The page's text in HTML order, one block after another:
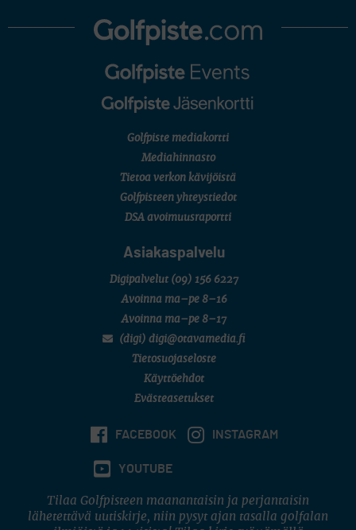
U.S. Women's Amateur Championship
Eeli Krankka, Lionel Mutikainen
Kivitippu Classic Invitational 2026
SM-reikäpeli (M50/Kymen Golf)
7 (U18 ja U21/pojat/Tahko)
Golfpiste mediakortti
Mediahinnasto
Tietoa verkon kävijöistä
Golfpisteen yhteystiedot
DSA avoimuusraportti
Asiakaspalvelu
Digipalvelut (09) 156 6227
Avoinna ma–pe 8–16
Avoinna ma–pe 8–17
(digi) digi@otavamedia.fi
Tietosuojaseloste
Käyttöehdot
Evästeasetukset
FACEBOOK INSTAGRAM
YOUTUBE
Tilaa Golfpisteen maanantaisin ja perjantaisin
lähetettävä uutiskirje, niin pysyt ajan tasalla golfalan